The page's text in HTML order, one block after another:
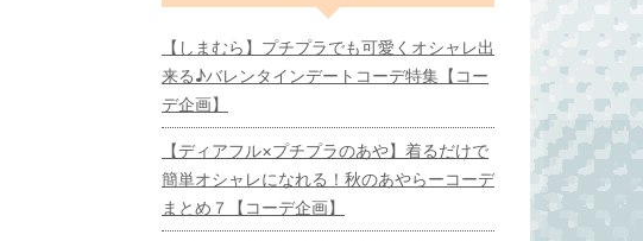
【しまむら】プチプラでも可愛くオシャレ出
来る♪バレンタインデートコーデ特集【コー
デ企画】
【ディアフル×プチプラのあや】着るだけで
簡単オシャレになれる！秋のあやらーコーデ
まとめ７【コーデ企画】